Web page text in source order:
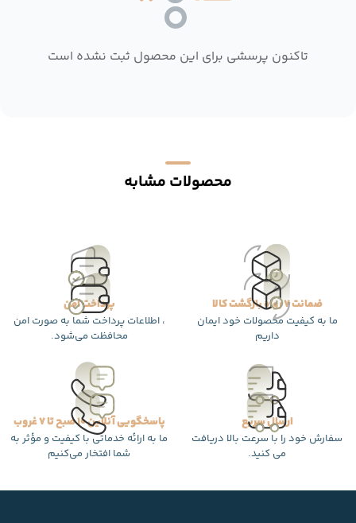
تاکنون پرسشی برای این محصول ثبت نشده است
محصولات مشابه
ضمانت 7 روزه بازگشت کالا
ما به کیفیت محصولات خود ایمان
داریم
پرداخت امن
، اطلاعات پرداخت شما به صورت امن
محافظت می‌شود.
ارسال سریع
سفارش خود را با سرعت بالا دریافت
می کنید.
پاسخگویی آنلاین 10 صبح تا 7 غروب
ما به ارائه خدماتی با کیفیت و مؤثر به
شما افتخار می‌کنیم